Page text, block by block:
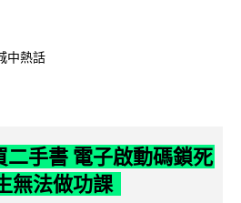
中熱話
二手書 電子啟動碼鎖死
無法做功課